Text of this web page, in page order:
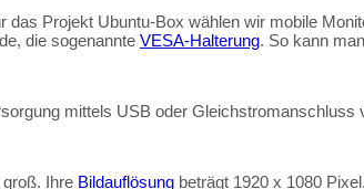
Projekt Ubuntu-Box wählen wir mobile
die sogenannte VESA-Halterung. So kann
mittels USB oder Gleichstromanschluss
groß. Ihre Bildauflösung beträgt 1920 x 1080